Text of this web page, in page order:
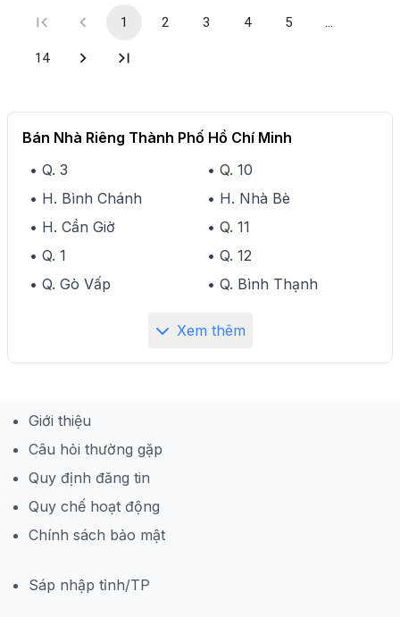
1 2 3 4 5
14
Bán Nhà Riêng Thành Phố Hồ Chí Minh
• Q. 3
• Q. 10
• H. Bình Chánh
• H. Nhà Bè
• H. Cần Giờ
• Q. 11
• Q. 1
• Q. 12
• Q. Gò Vấp
• Q. Bình Thạnh
Xem thêm
Giới thiệu
Câu hỏi thường gặp
Quy định đăng tin
Quy chế hoạt động
Chính sách bảo mật
Sáp nhập tỉnh/TP